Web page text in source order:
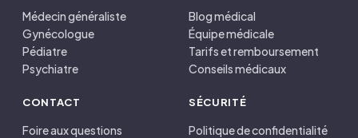
Médecin généraliste
Gynécologue
Pédiatre
Psychiatre
Blog médical
Équipe médicale
Tarifs et remboursement
Conseils médicaux
CONTACT
Foire aux questions
SÉCURITÉ
Politique de confidentialité